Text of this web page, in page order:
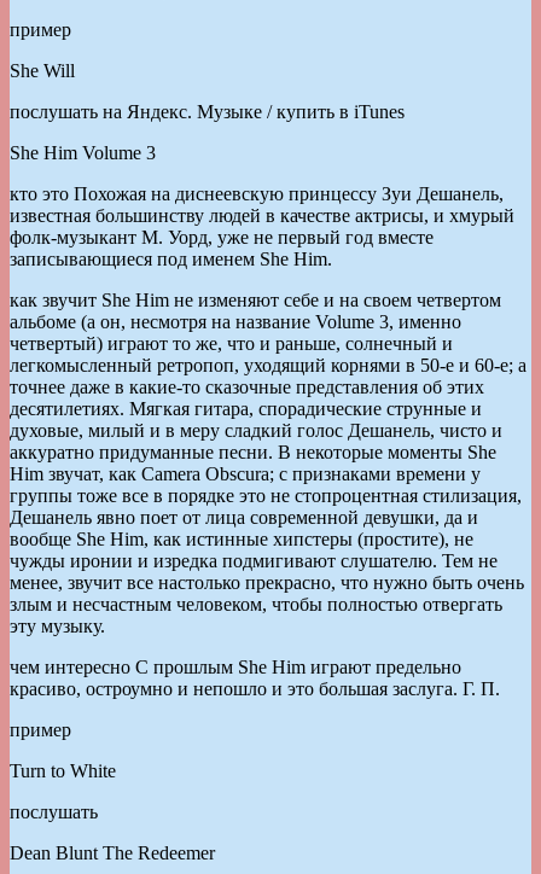
пример
She Will
послушать на Яндекс. Музыке / купить в iTunes
She Him Volume 3
кто это Похожая на диснеевскую принцессу Зуи Дешанель,
известная большинству людей в качестве актрисы, и хмурый
фолк-музыкант М. Уорд, уже не первый год вместе
записывающиеся под именем She Him.
как звучит She Him не изменяют себе и на своем четвертом
альбоме (а он, несмотря на название Volume 3, именно
четвертый) играют то же, что и раньше, солнечный и
легкомысленный ретропоп, уходящий корнями в 50-е и 60-е; а
точнее даже в какие-то сказочные представления об этих
десятилетиях. Мягкая гитара, спорадические струнные и
духовые, милый и в меру сладкий голос Дешанель, чисто и
аккуратно придуманные песни. В некоторые моменты She
Him звучат, как Camera Obscura; с признаками времени у
группы тоже все в порядке это не стопроцентная стилизация,
Дешанель явно поет от лица современной девушки, да и
вообще She Him, как истинные хипстеры (простите), не
чужды иронии и изредка подмигивают слушателю. Тем не
менее, звучит все настолько прекрасно, что нужно быть очень
злым и несчастным человеком, чтобы полностью отвергать
эту музыку.
чем интересно С прошлым She Him играют предельно
красиво, остроумно и непошло и это большая заслуга. Г. П.
пример
Turn to White
послушать
Dean Blunt The Redeemer